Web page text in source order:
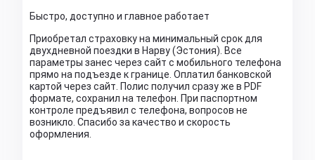
Быстро, доступно и главное работает
Приобретал страховку на минимальный срок для
двухдневной поездки в Нарву (Эстония). Все
параметры занес через сайт с мобильного телефона
прямо на подъезде к границе. Оплатил банковской
картой через сайт. Полис получил сразу же в PDF
формате, сохранил на телефон. При паспортном
контроле предъявил с телефона, вопросов не
возникло. Спасибо за качество и скорость
оформления.